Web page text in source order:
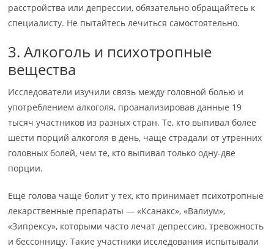
расстройства или депрессии, обязательно обращайтесь к
специалисту. Не пытайтесь лечиться самостоятельно.
3. Алкоголь и психотропные
вещества
Исследователи изучили связь между головной болью и
употреблением алкоголя, проанализировав данные 19
тысяч участников из разных стран. Те, кто выпивал более
шести порций алкоголя в день, чаще страдали от утренних
головных болей, чем те, кто выпивал только одну-две
порции.
Ещё голова чаще болит у тех, кто принимает психотропные
лекарственные препараты — «Ксанакс», «Валиум»,
«Зипрексу», которыми часто лечат депрессию, тревожность
и бессонницу. Такие участники исследования испытывали